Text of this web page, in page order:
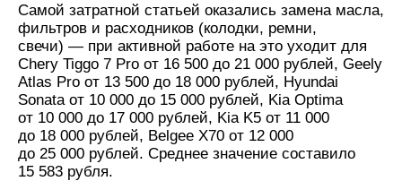
Самой затратной статьей оказались замена масла,
фильтров и расходников (колодки, ремни,
свечи) — при активной работе на это уходит для
Chery Tiggo 7 Pro от 16 500 до 21 000 рублей, Geely
Atlas Pro от 13 500 до 18 000 рублей, Hyundai
Sonata от 10 000 до 15 000 рублей, Kia Optima
от 10 000 до 17 000 рублей, Kia K5 от 11 000
до 18 000 рублей, Belgee X70 от 12 000
до 25 000 рублей. Среднее значение составило
15 583 рубля.